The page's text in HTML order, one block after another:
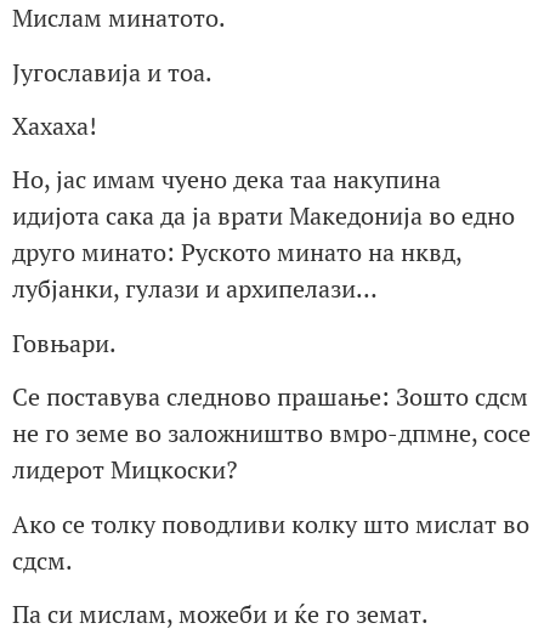
Мислам минатото.
Југославија и тоа.
Хахаха!
Но, јас имам чуено дека таа накупина
идијота сака да ја врати Македонија во едно
друго минато: Руското минато на нквд,
лубјанки, гулази и архипелази…
Говњари.
Се поставува следново прашање: Зошто сдсм
не го земе во заложништво вмро-дпмне, сосе
лидерот Мицкоски?
Ако се толку поводливи колку што мислат во
сдсм.
Па си мислам, можеби и ќе го земат.